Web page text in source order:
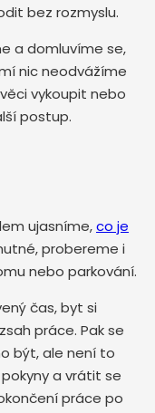
bez rozmyslu.
a domluvíme se,
nic neodvážíme
vykoupit nebo
postup.
ujasníme,co je
probereme i
nebo parkování.
čas, byt si
práce. Pak se
být, ale není to
a vrátit se
práce po